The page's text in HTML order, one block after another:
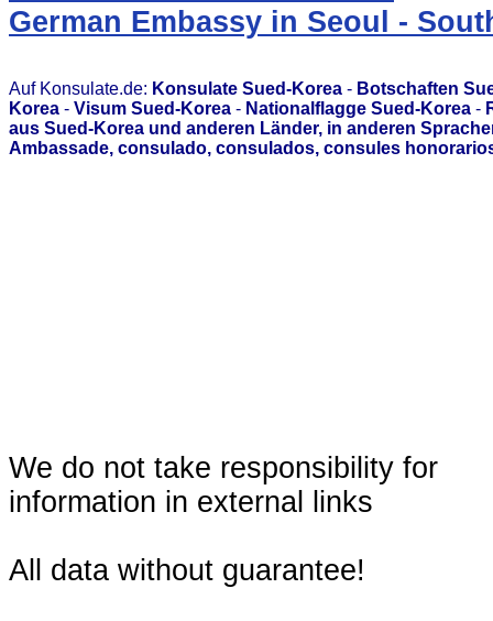
German Embassy in Seoul -
Auf Konsulate.de: Konsulate Sued-Korea - Botschaften
Korea - Visum Sued-Korea - Nationalflagge Sued-Korea -
aus Sued-Korea und anderen Länder, in anderen
Ambassade, consulado, consulados, consules
We do not take responsibility for
information in external links
All data without guarantee!